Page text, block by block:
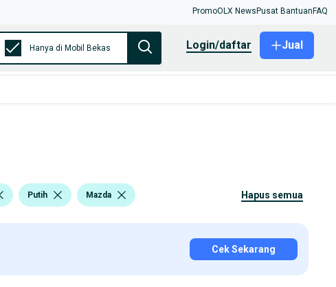
PromoOLX News Pusat Bantuan FAQ
Hanya di Mobil Bekas login/daftar Jual
Putih Mazda hapus semua
Cek Sekarang